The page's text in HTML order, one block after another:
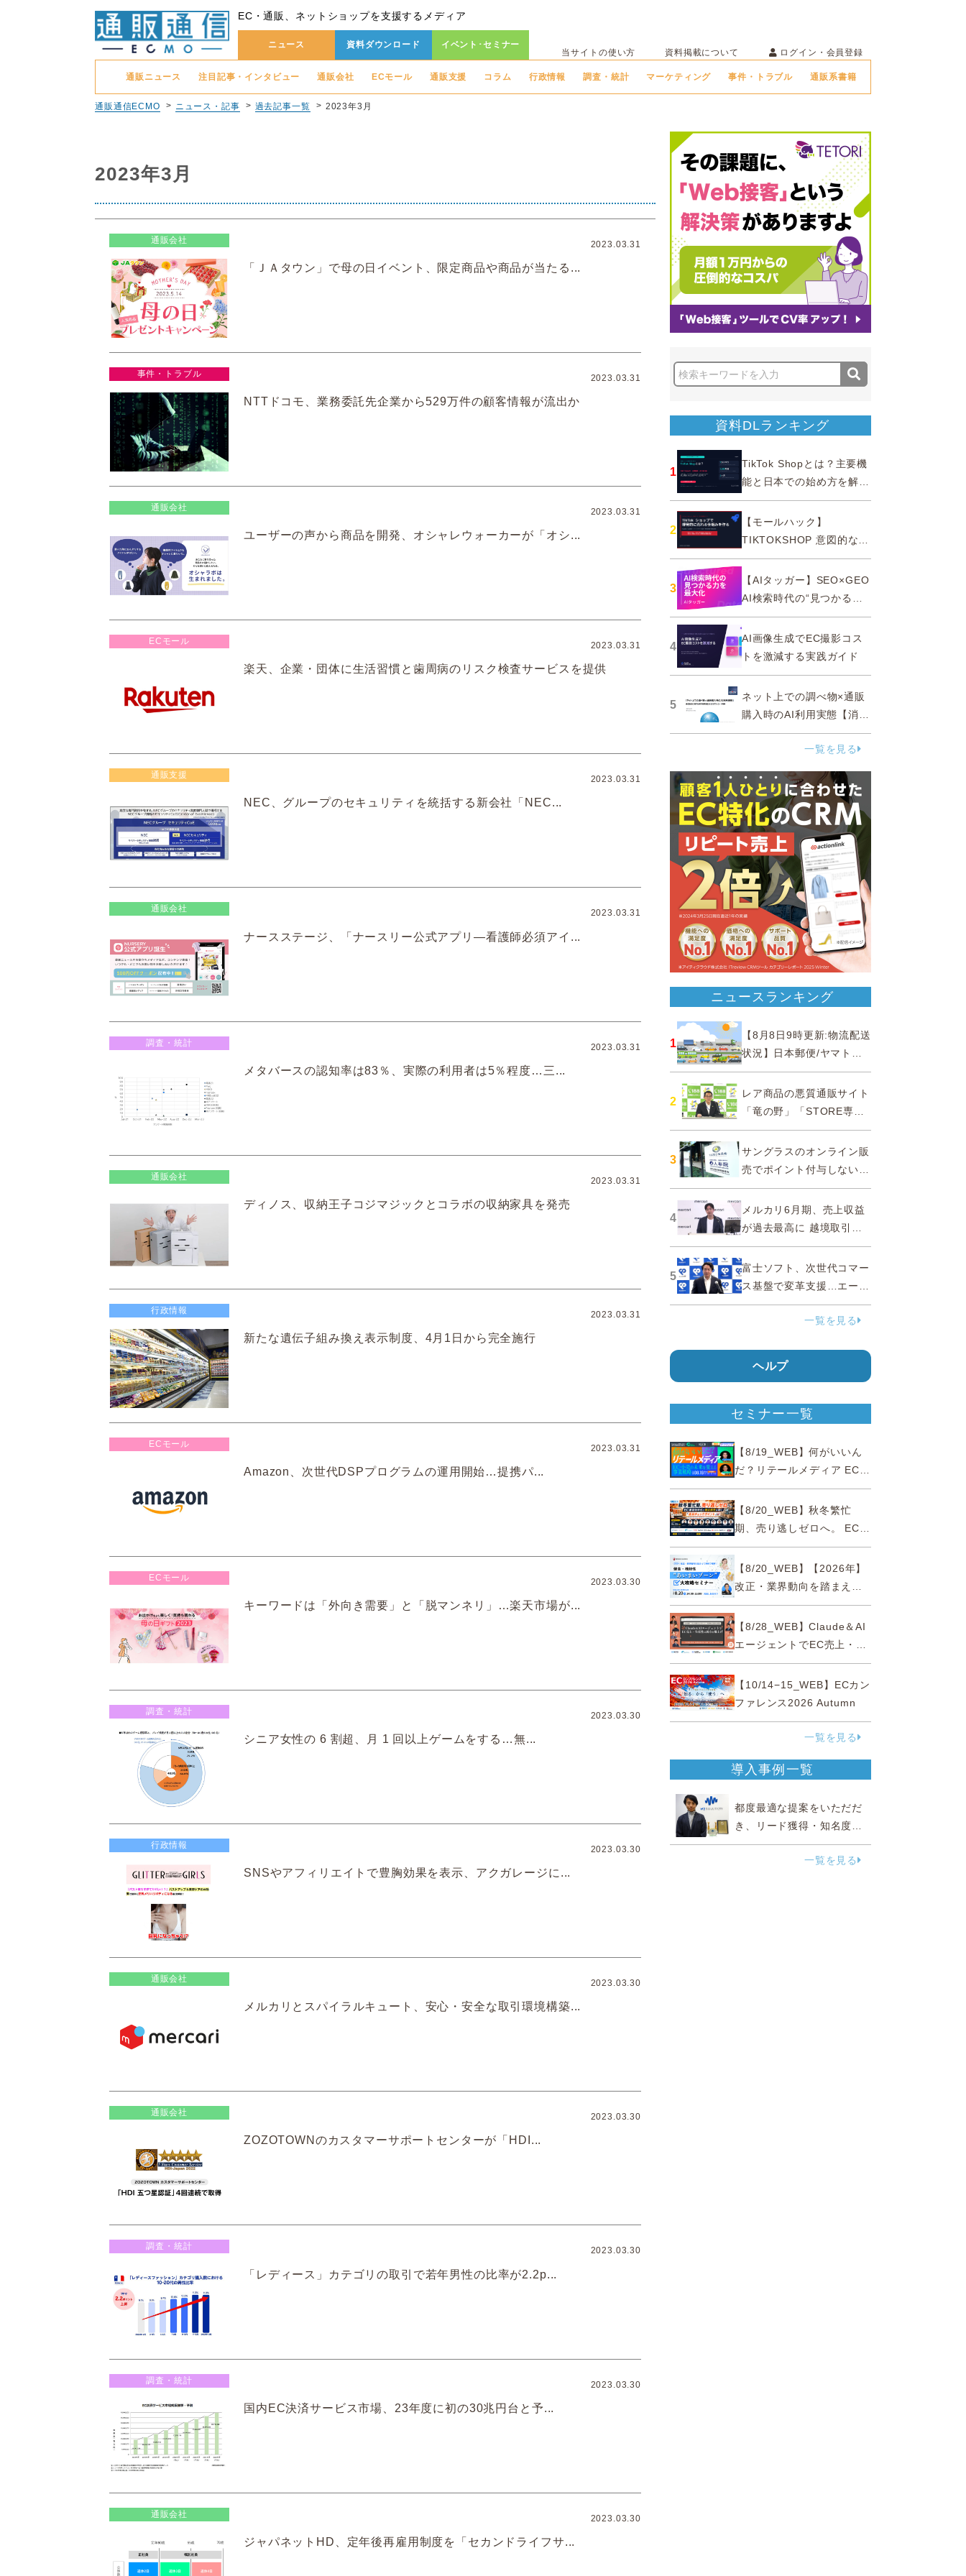
EC・通販、ネットショップを支援するメディア
ニュース 資料ダウンロード イベント･セミナー
当サイトの使い方 資料掲載について ログイン・会員登録
通販ニュース 注目記事・インタビュー 通販会社 ECモール 通販支援 コラム 行政情報 調査・統計 マーケティング 事件・トラブル 通販系書籍
通販通信ECMO ニュース・記事 過去記事一覧 2023年3月
2023年3月
通販会社 2023.03.31
「ＪＡタウン」で母の日イベント、限定商品や商品が当たる...
事件・トラブル 2023.03.31
NTTドコモ、業務委託先企業から529万件の顧客情報が流出か
通販会社 2023.03.31
ユーザーの声から商品を開発、オシャレウォーカーが「オシ...
ECモール 2023.03.31
楽天、企業・団体に生活習慣と歯周病のリスク検査サービスを提供
通販支援 2023.03.31
NEC、グループのセキュリティを統括する新会社「NEC...
通販会社 2023.03.31
ナースステージ、「ナースリー公式アプリ―看護師必須アイ...
調査・統計 2023.03.31
メタバースの認知率は83％、実際の利用者は5％程度…三...
通販会社 2023.03.31
ディノス、収納王子コジマジックとコラボの収納家具を発売
行政情報 2023.03.31
新たな遺伝子組み換え表示制度、4月1日から完全施行
ECモール 2023.03.31
Amazon、次世代DSPプログラムの運用開始…提携パ...
ECモール 2023.03.30
キーワードは「外向き需要」と「脱マンネリ」…楽天市場が...
調査・統計 2023.03.30
シニア女性の 6 割超、月 1 回以上ゲームをする…無...
行政情報 2023.03.30
SNSやアフィリエイトで豊胸効果を表示、アクガレージに...
通販会社 2023.03.30
メルカリとスパイラルキュート、安心・安全な取引環境構築...
通販会社 2023.03.30
ZOZOTOWNのカスタマーサポートセンターが「HDI...
調査・統計 2023.03.30
「レディース」カテゴリの取引で若年男性の比率が2.2p...
調査・統計 2023.03.30
国内EC決済サービス市場、23年度に初の30兆円台と予...
通販会社 2023.03.30
ジャパネットHD、定年後再雇用制度を「セカンドライフサ...
資料DLランキング
1
TikTok Shopとは？主要機
能と日本での始め方を解説
｜公式認定パートナー
2
【モールハック】
TIKTOKSHOP 意図的なバ
ズを生む法則
3
【AIタッガー】SEO×GEO
AI検索時代の“見つかる
力”を最大化
4
AI画像生成でEC撮影コス
トを激減する実践ガイド
5
ネット上での調べ物×通販
購入時のAI利用実態【消費
者調査 2025】
一覧を見る
ニュースランキング
1
【8月8日9時更新:物流配送
状況】日本郵便/ヤマト運
輸/佐川急便/西濃運輸/福山
通運
2
レア商品の悪質通販サイト
「竜の野」「STORE専門
ショップ」などに注意…消
費者庁
3
サングラスのオンライン販
売でポイント付与しないよ
う要請、ルックスオティカ
ジャパンが確約手続
4
メルカリ6月期、売上収益
が過去最高に 越境取引が
急成長
5
富士ソフト、次世代コマー
ス基盤で変革支援…エージ
ェンティックコマースに対
一覧を見る
ヘルプ
セミナー一覧
【8/19_WEB】何がいいん
だ？リテールメディア EC・
小売の未来を変える事業戦
略【8/20_WEB】秋冬繁忙
期、売り逃しゼロへ。 EC運
営効率化と機会損失を防ぐ
『直前チェックポイント』
【8/20_WEB】【2026年】
改正・業界動向を踏まえて
事例で理解 健食・機能
性“あいまいゾーン”大攻略セ
ミナー
【8/28_WEB】Claude＆AI
エージェントでEC売上・生
産性の両方を爆上げ ～ただ
使うだけじゃない！&qu...
【10/14−15_WEB】ECカン
ファレンス2026 Autumn
一覧を見る
導入事例一覧
都度最適な提案をいただだ
き、リード獲得・知名度向
上に効果実感
一覧を見る